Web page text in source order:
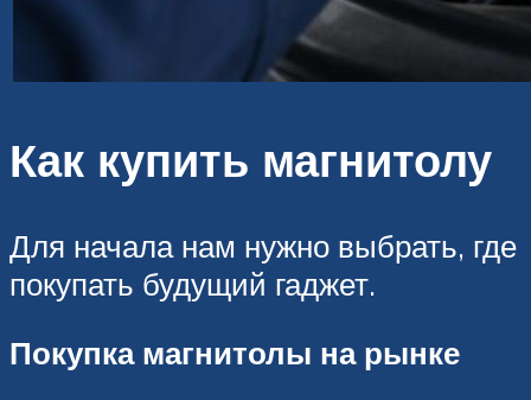
Как купить магнитолу
Для начала нам нужно выбрать, где
покупать будущий гаджет.
Покупка магнитолы на рынке